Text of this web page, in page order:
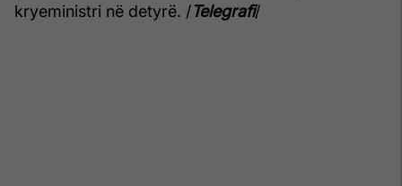
kryeministri në detyrë. /Telegrafi/